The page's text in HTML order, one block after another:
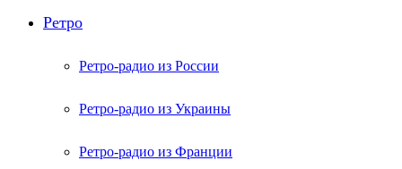
Ретро
Ретро-радио из России
Ретро-радио из Украины
Ретро-радио из Франции